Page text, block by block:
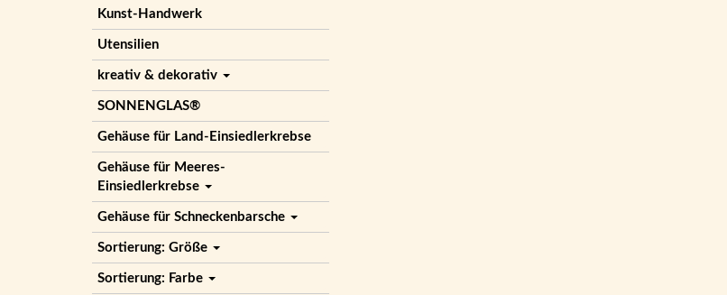
Kunst-Handwerk
Utensilien
kreativ & dekorativ
SONNENGLAS®
Gehäuse für Land-Einsiedlerkrebse
Gehäuse für Meeres-
Einsiedlerkrebse
Gehäuse für Schneckenbarsche
Sortierung: Größe
Sortierung: Farbe